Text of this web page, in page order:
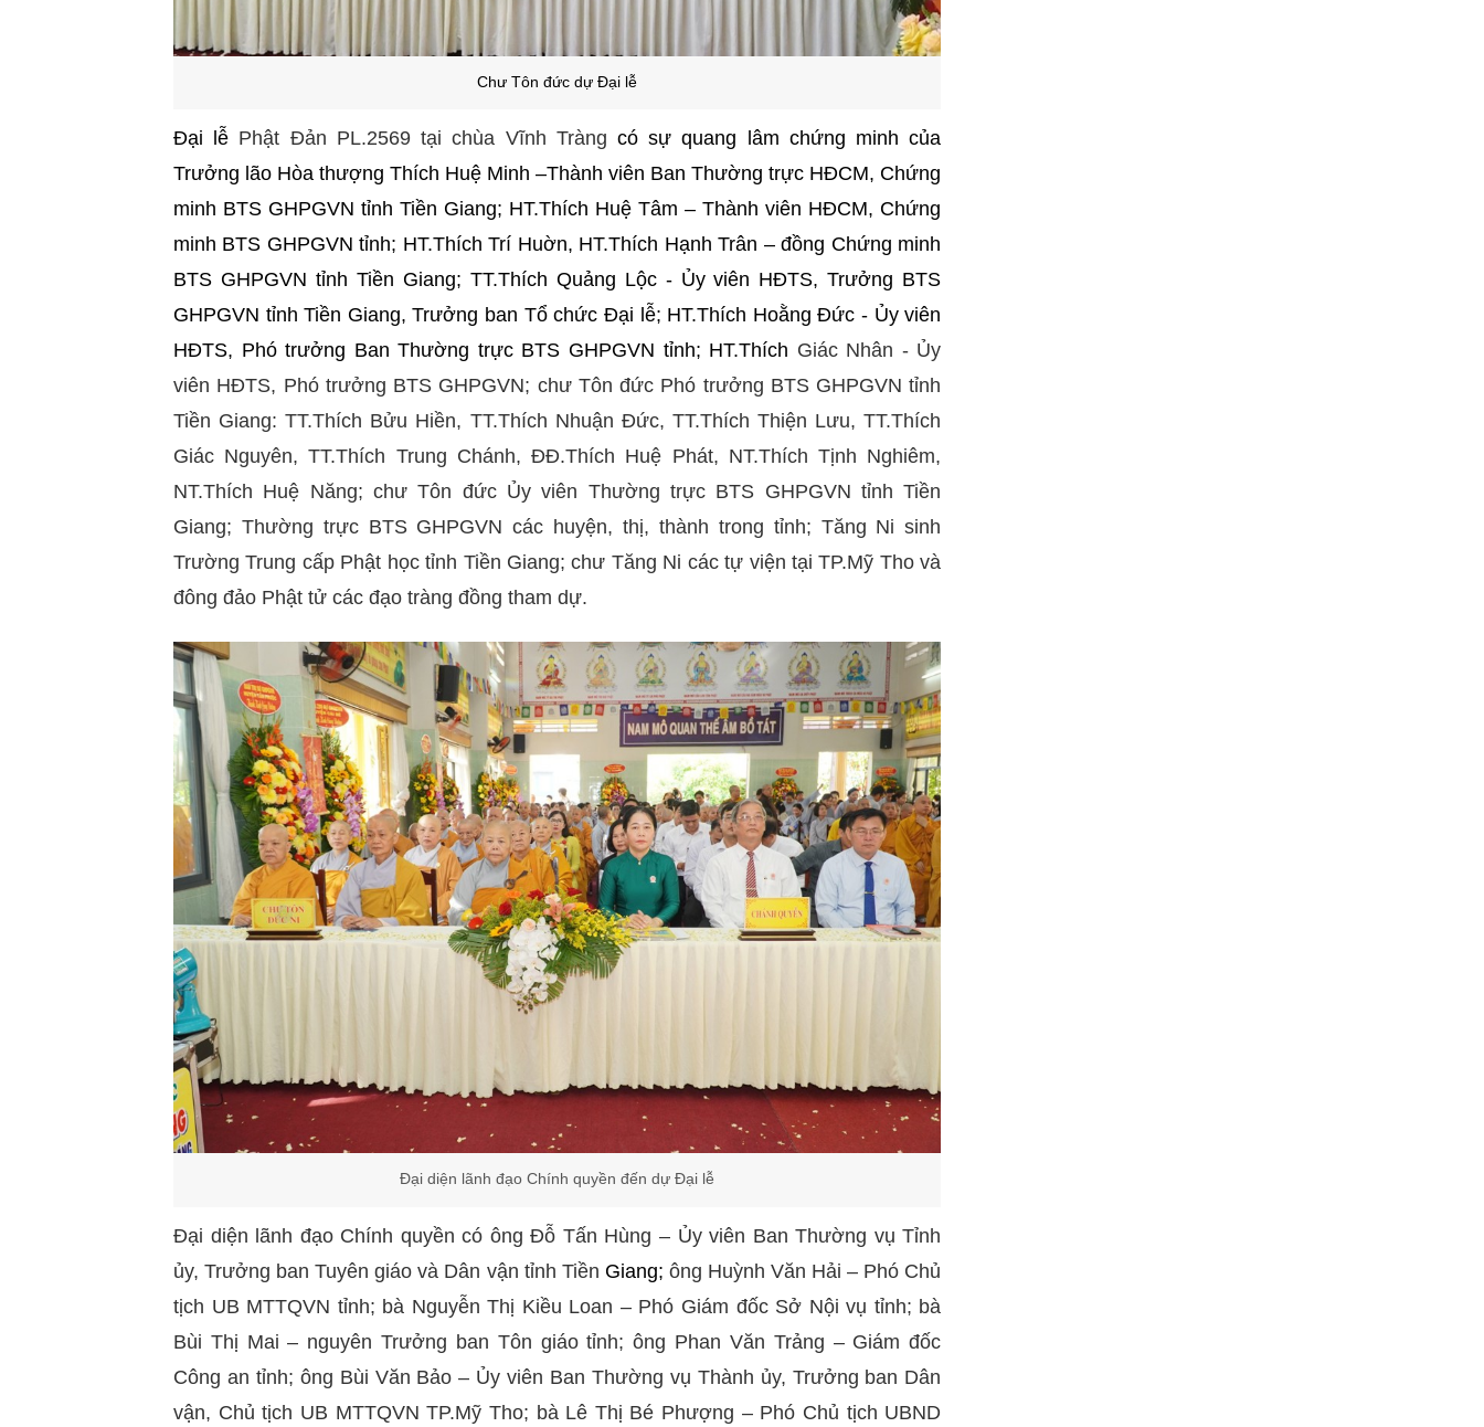
Chư Tôn đức dự Đại lễ
Đại lễ Phật Đản PL.2569 tại chùa Vĩnh Tràngcó sự quang lâm chứng minh của
Trưởng lão Hòa thượng Thích Huệ Minh –Thành viên Ban Thường trực HĐCM, Chứng
minh BTS GHPGVN tỉnh Tiền Giang; HT.Thích Huệ Tâm – Thành viên HĐCM, Chứng
minh BTS GHPGVN tỉnh; HT.Thích Trí Huờn, HT.Thích Hạnh Trân – đồng Chứng minh
BTS GHPGVN tỉnh Tiền Giang; TT.Thích Quảng Lộc - Ủy viên HĐTS, Trưởng BTS
GHPGVN tỉnh Tiền Giang, Trưởng ban Tổ chức Đại lễ; HT.Thích Hoằng Đức - Ủy viên
HĐTS, Phó trưởng Ban Thường trực BTS GHPGVN tỉnh; HT.Thích Giác Nhân - Ủy
viên HĐTS, Phó trưởng BTS GHPGVN; chư Tôn đức Phó trưởng BTS GHPGVN tỉnh
Tiền Giang: TT.Thích Bửu Hiền, TT.Thích Nhuận Đức, TT.Thích Thiện Lưu, TT.Thích
Giác Nguyên, TT.Thích Trung Chánh, ĐĐ.Thích Huệ Phát, NT.Thích Tịnh Nghiêm,
NT.Thích Huệ Năng; chư Tôn đức Ủy viên Thường trực BTS GHPGVN tỉnh Tiền
Giang; Thường trực BTS GHPGVN các huyện, thị, thành trong tỉnh; Tăng Ni sinh
Trường Trung cấp Phật học tỉnh Tiền Giang; chư Tăng Ni các tự viện tại TP.Mỹ Tho và
đông đảo Phật tử các đạo tràng đồng tham dự.
Đại diện lãnh đạo Chính quyền đến dự Đại lễ
Đại diện lãnh đạo Chính quyền có ông Đỗ Tấn Hùng – Ủy viên Ban Thường vụ Tỉnh
ủy, Trưởng ban Tuyên giáo và Dân vận tỉnh Tiền Giang; ông Huỳnh Văn Hải – Phó Chủ
tịch UB MTTQVN tỉnh; bà Nguyễn Thị Kiều Loan – Phó Giám đốc Sở Nội vụ tỉnh; bà
Bùi Thị Mai – nguyên Trưởng ban Tôn giáo tỉnh; ông Phan Văn Trảng – Giám đốc
Công an tỉnh; ông Bùi Văn Bảo – Ủy viên Ban Thường vụ Thành ủy, Trưởng ban Dân
vận, Chủ tịch UB MTTQVN TP.Mỹ Tho; bà Lê Thị Bé Phượng – Phó Chủ tịch UBND